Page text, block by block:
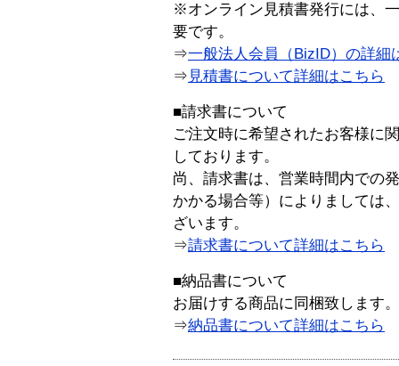
※オンライン見積書発行には、
要です。
⇒一般法人会員（BizID）の詳細
⇒ 見積書について詳細はこちら
■請求書について
ご注文時に希望されたお客様に
しております。
尚、請求書は、営業時間内での
かかる場合等）によりましては
ざいます。
⇒請求書について詳細はこちら
■納品書について
お届けする商品に同梱致します。
⇒納品書について詳細はこちら